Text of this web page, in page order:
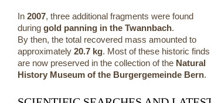
In 2007, three additional fragments were found
during gold panning in the Twannbach.
By then, the total recovered mass amounted to
approximately 20.7 kg. Most of these historic finds
are now preserved in the collection of the Natural
History Museum of the Burgergemeinde Bern.